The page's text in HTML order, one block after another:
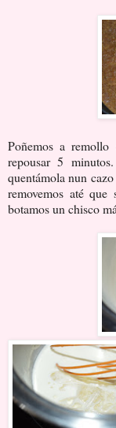
Poñemos a
repousar 5
quentámola nun
removemos até
botamos un chisco